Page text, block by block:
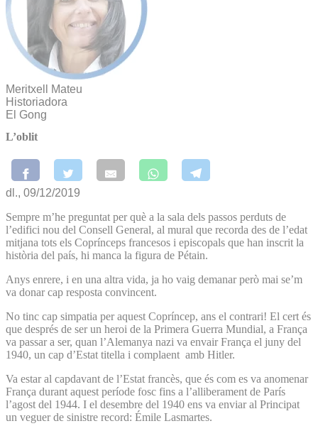
Meritxell Mateu
Historiadora
El Gong
L’oblit
dl., 09/12/2019
Sempre m’he preguntat per què a la sala dels passos perduts de
l’edifici nou del Consell General, al mural que recorda des de l’edat
mitjana tots els Coprínceps francesos i episcopals que han inscrit la
història del país, hi manca la figura de Pétain.
Anys enrere, i en una altra vida, ja ho vaig demanar però mai se’m
va donar cap resposta convincent.
No tinc cap simpatia per aquest Copríncep, ans el contrari! El cert és
que després de ser un heroi de la Primera Guerra Mundial, a França
va passar a ser, quan l’Alemanya nazi va envair França el juny del
1940, un cap d’Estat titella i complaent amb Hitler.
Va estar al capdavant de l’Estat francès, que és com es va anomenar
França durant aquest període fosc fins a l’alliberament de París
l’agost del 1944. I el desembre del 1940 ens va enviar al Principat
un veguer de sinistre record: Émile Lasmartes.